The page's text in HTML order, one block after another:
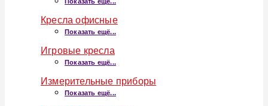
Кресла офисные
Показать ещё...
Игровые кресла
Показать ещё...
Измерительные приборы
Показать ещё...